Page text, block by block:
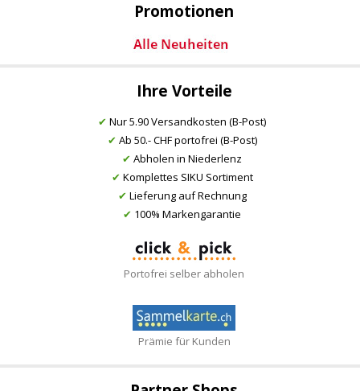
Promotionen
Ihre Vorteile
✔ Nur 5.90 Versandkosten (B-Post)
✔ Ab 50.- CHF portofrei (B-Post)
✔ Abholen in Niederlenz
✔ Komplettes SIKU Sortiment
✔ Lieferung auf Rechnung
✔ 100% Markengarantie
Portofrei selber abholen
Prämie für Kunden